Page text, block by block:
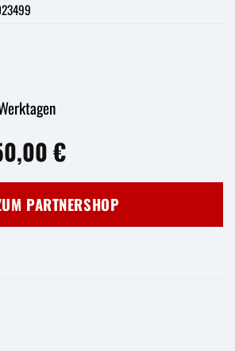
€
€Aktueller
ist:
350,00 €.
PARTNERSHOP